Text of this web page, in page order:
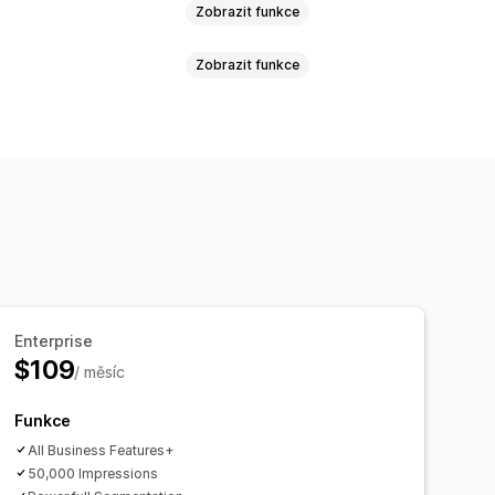
Zobrazit funkce
Zobrazit funkce
Enterprise
$109/ měsíc
Funkce
All Business Features+
50,000 Impressions